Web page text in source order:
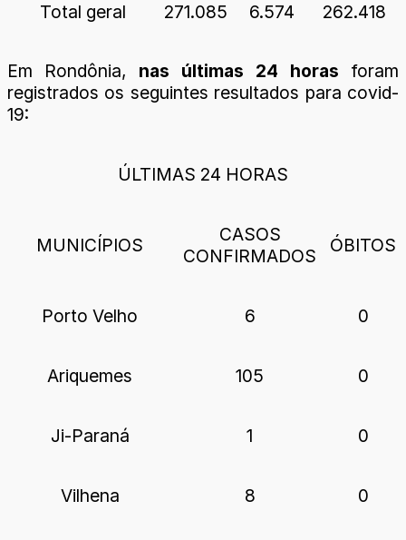
Total geral 271.085 6.574 262.418
Em Rondônia, nas últimas 24 horas foram
registrados os seguintes resultados para covid-
19:
ÚLTIMAS 24 HORAS
MUNICÍPIOS
CASOS
CONFIRMADOS
ÓBITOS
Porto Velho 6 0
Ariquemes 105 0
Ji-Paraná 1 0
Vilhena 8 0